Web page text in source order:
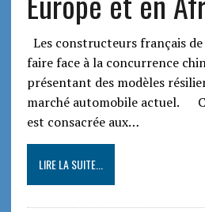
Les constructeurs français
faire face à la concurrence
présentant des modèles
marché automobile actuel.
est consacrée aux…
LIRE LA SUITE...